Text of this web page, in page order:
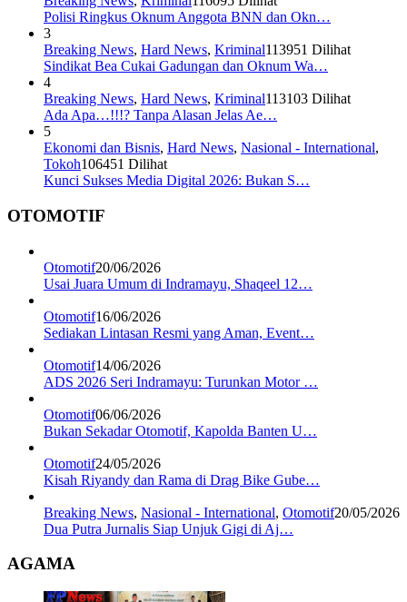
Polisi Ringkus Oknum Anggota BNN dan Okn…
3
Breaking News, Hard News, Kriminal113951 Dilihat
Sindikat Bea Cukai Gadungan dan Oknum Wa…
4
Breaking News, Hard News, Kriminal113103 Dilihat
Ada Apa…!!!? Tanpa Alasan Jelas Ae…
5
Ekonomi dan Bisnis, Hard News, Nasional - International,
Tokoh106451 Dilihat
Kunci Sukses Media Digital 2026: Bukan S…
OTOMOTIF
Otomotif20/06/2026
Usai Juara Umum di Indramayu, Shaqeel 12…
Otomotif16/06/2026
Sediakan Lintasan Resmi yang Aman, Event…
Otomotif14/06/2026
ADS 2026 Seri Indramayu: Turunkan Motor …
Otomotif06/06/2026
Bukan Sekadar Otomotif, Kapolda Banten U…
Otomotif24/05/2026
Kisah Riyandy dan Rama di Drag Bike Gube…
Breaking News, Nasional - International, Otomotif20/05/2026
Dua Putra Jurnalis Siap Unjuk Gigi di Aj…
AGAMA